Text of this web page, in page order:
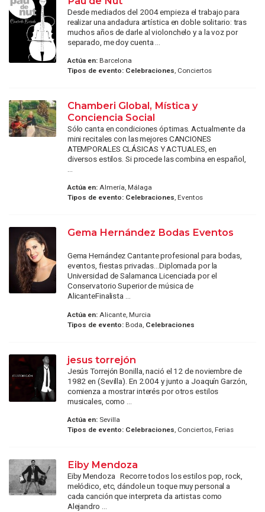
Desde mediados del 2004 empieza el trabajo para
realizar una andadura artística en doble solitario: tras
muchos años de darle al violonchelo y a la voz por
separado, me doy cuenta ...
Actúa en:Barcelona
Tipos de evento: Celebraciones, Conciertos
Chamberi Global, Mística y
Conciencia Social
Sólo canta en condiciones óptimas. Actualmente da
mini recitales con las mejores CANCIONES
ATEMPORALES CLÁSICAS Y ACTUALES, en
diversos estilos. Si procede las combina en español,
Actúa en:Almería, Málaga
Tipos de evento: Celebraciones, Eventos
Gema Hernández Bodas Eventos
Gema Hernández Cantante profesional para bodas,
eventos, fiestas privadas...Diplomada por la
Universidad de Salamanca Licenciada por el
Conservatorio Superior de música de
AlicanteFinalista ...
Actúa en:Alicante, Murcia
Tipos de evento:Boda, Celebraciones
jesus torrejón
Jesús Torrejón Bonilla, nació el 12 de noviembre de
1982 en (Sevilla). En 2.004 y junto a Joaquín Garzón,
comienza a mostrar interés por otros estilos
musicales, como ...
Actúa en:Sevilla
Tipos de evento: Celebraciones, Conciertos, Ferias
Eiby Mendoza
Eiby Mendoza Recorre todos los estilos pop, rock,
melódico, etc, dándole un toque muy personal a
cada canción que interpreta da artistas como
Alejandro ...